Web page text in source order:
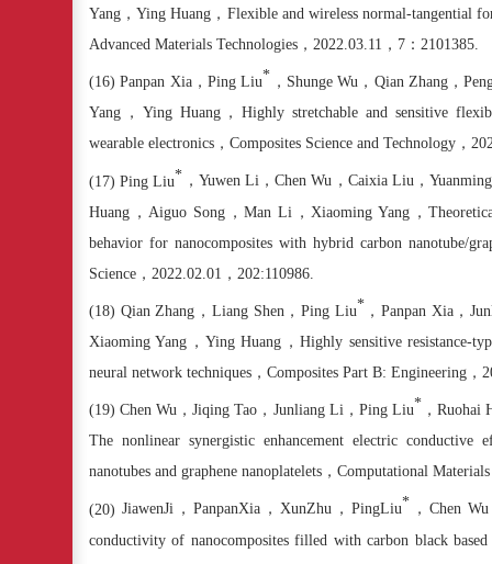
Yang ，Ying Huang ， Flexible and wireless normal-tangential
Advanced Materials Technologies ， 2022.03.11 ， 7 ： 2101385
(16)Panpan Xia， Ping Liu* ， Shunge Wu ， Qian Zhang，
Yang ， Ying Huang，Highly stretchable and sensitive
wearable electronics ， Composites Science and Technology ，
(17)Ping Liu* ， Yuwen Li，Chen Wu ， Caixia Liu ，
Huang ， Aiguo Song，Man Li ， Xiaoming Yang，
behavior for nanocomposites with hybrid carbon nanotube/
Science ， 2022.02.01 ， 202:110986.
(18) Qian Zhang ， Liang Shen ， Ping Liu* ，Panpan Xia，
Xiaoming Yang ，Ying Huang ，Highly sensitive resistance-
neural network techniques ， Composites Part B: Engineering ，
(19)Chen Wu ，Jiqing Tao ， Junliang Li， Ping Liu* ， Ruohai
The nonlinear synergistic enhancement electric
nanotubes and graphene nanoplatelets ， Computational Materials
(20)JiawenJi ，PanpanXia ，XunZhu ，PingLiu* ，Chen Wu
conductivity of nanocomposites filled with carbon black